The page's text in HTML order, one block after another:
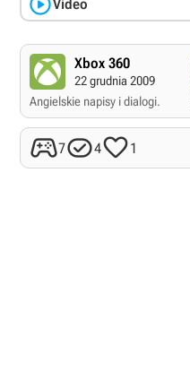
Video
Xbox 360
22 grudnia 2009
Angielskie napisy i dialogi.
741